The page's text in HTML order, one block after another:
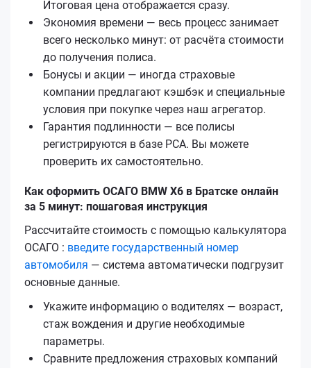
Итоговая цена отображается сразу.
Экономия времени — весь процесс занимает
всего несколько минут: от расчёта стоимости
до получения полиса.
Бонусы и акции — иногда страховые
компании предлагают кэшбэк и специальные
условия при покупке через наш агрегатор.
Гарантия подлинности — все полисы
регистрируются в базе РСА. Вы можете
проверить их самостоятельно.
Как оформить ОСАГО BMW X6 в Братске онлайн
за 5 минут: пошаговая инструкция
Рассчитайте стоимость с помощью калькулятора
ОСАГО : введите государственный номер
автомобиля — система автоматически подгрузит
основные данные.
Укажите информацию о водителях — возраст,
стаж вождения и другие необходимые
параметры.
Сравните предложения страховых компаний